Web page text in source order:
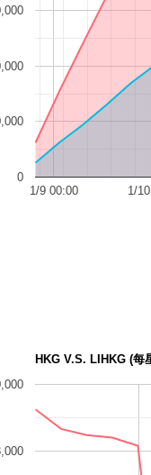
1/9 00:00 1/
0
HKG V.S. LIHKG (每